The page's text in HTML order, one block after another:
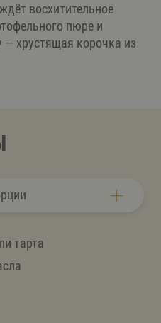
восхитительное
пюре и
хрустящая корочка из
тарта